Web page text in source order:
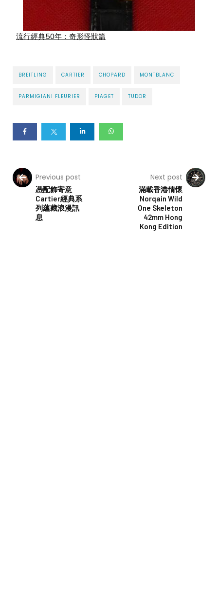
流行經典50年：奇形怪狀篇
BREITLING CARTIER CHOPARD MONTBLANC
PARMIGIANI FLEURIER PIAGET TUDOR
Previous post
憑配飾寄意
Cartier經典系
列蘊藏浪漫訊
息
Next post
滿載香港情懷
Norqain Wild
One Skeleton
42mm Hong
Kong Edition